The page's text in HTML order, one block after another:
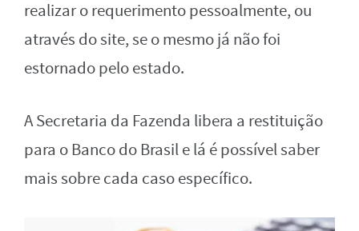
realizar o requerimento pessoalmente, ou
através do site, se o mesmo já não foi
estornado pelo estado.
A Secretaria da Fazenda libera a restituição
para o Banco do Brasil e lá é possível saber
mais sobre cada caso específico.